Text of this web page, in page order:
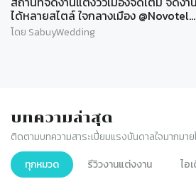
ได้หลายสไตล์ ใจกลางเมือง @Novotel
Sukhumvit 20 l SABUYWEDDING
โดย SabuyWedding
บทความล่าสุด
ติดตามบทความสาระเปี่ยมแรงบันดาลใจมากมา
ทุกหมวด
รีวิวงานแต่งงาน ไอ